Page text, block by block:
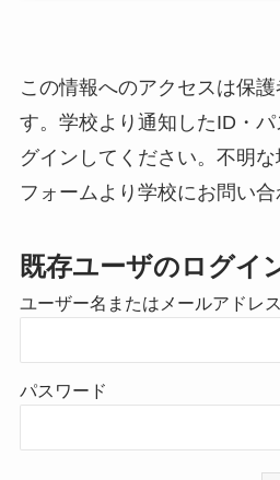
この情報へのアクセスは保
す。学校より通知したID・
グインしてください。不明
フォームより学校にお問い
既存ユーザのログイ
ユーザー名またはメールアドレス
パスワード